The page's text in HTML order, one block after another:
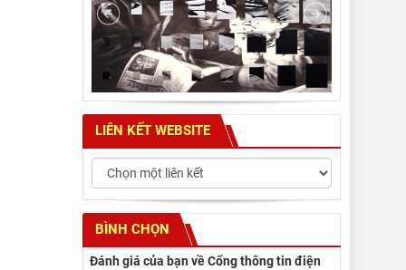
LIÊN KẾT WEBSITE
BÌNH CHỌN
Đánh giá của bạn về Cổng thông tin điện